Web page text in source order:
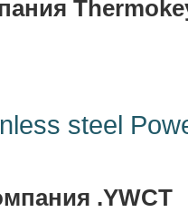
steel
.YWCT